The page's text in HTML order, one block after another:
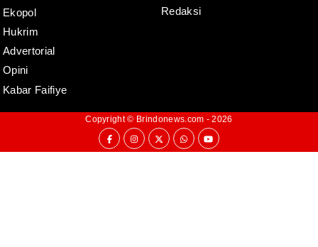
Ekopol
Hukrim
Advertorial
Opini
Kabar Faifiye
Redaksi
Copyright © Brindonews.com - 2026